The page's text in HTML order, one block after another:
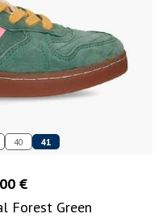
40 41
€
Forest Green